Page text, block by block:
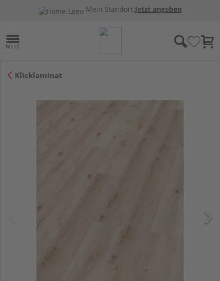
Mein Standort:Jetzt angeben
Klicklaminat